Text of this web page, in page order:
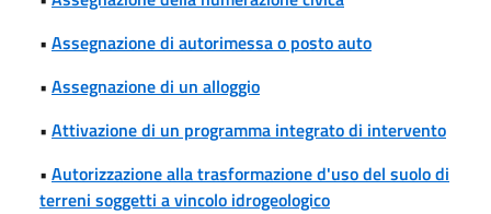
• Assegnazione di autorimessa o posto auto
• Assegnazione di un alloggio
• Attivazione di un programma integrato di intervento
• Autorizzazione alla trasformazione d'uso del suolo di
terreni soggetti a vincolo idrogeologico